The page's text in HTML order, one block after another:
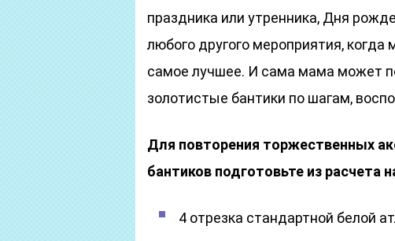
праздника или утренника, Дня
любого другого мероприятия,
самое лучшее. И сама мама может
золотистые бантики по шагам,
Для повторения торжественных
бантиков подготовьте из расчета
4 отрезка стандартной белой